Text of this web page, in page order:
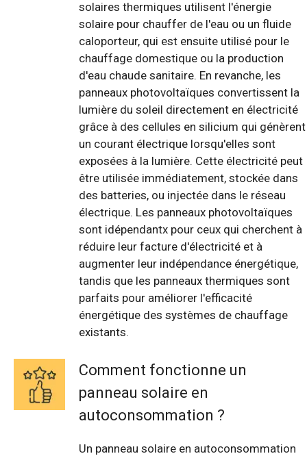
solaires thermiques utilisent l'énergie
solaire pour chauffer de l'eau ou un fluide
caloporteur, qui est ensuite utilisé pour le
chauffage domestique ou la production
d'eau chaude sanitaire. En revanche, les
panneaux photovoltaïques convertissent la
lumière du soleil directement en électricité
grâce à des cellules en silicium qui génèrent
un courant électrique lorsqu'elles sont
exposées à la lumière. Cette électricité peut
être utilisée immédiatement, stockée dans
des batteries, ou injectée dans le réseau
électrique. Les panneaux photovoltaïques
sont idépendantx pour ceux qui cherchent à
réduire leur facture d'électricité et à
augmenter leur indépendance énergétique,
tandis que les panneaux thermiques sont
parfaits pour améliorer l'efficacité
énergétique des systèmes de chauffage
existants.
Comment fonctionne un
panneau solaire en
autoconsommation ?
Un panneau solaire en autoconsommation